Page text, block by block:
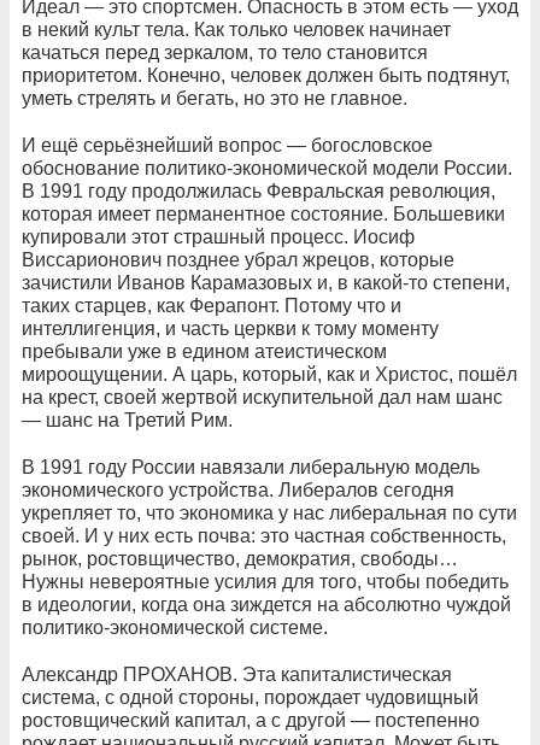
Идеал — это спортсмен. Опасность в этом есть — уход
в некий культ тела. Как только человек начинает
качаться перед зеркалом, то тело становится
приоритетом. Конечно, человек должен быть подтянут,
уметь стрелять и бегать, но это не главное.
И ещё серьёзнейший вопрос — богословское
обоснование политико-экономической модели России.
В 1991 году продолжилась Февральская революция,
которая имеет перманентное состояние. Большевики
купировали этот страшный процесс. Иосиф
Виссарионович позднее убрал жрецов, которые
зачистили Иванов Карамазовых и, в какой-то степени,
таких старцев, как Ферапонт. Потому что и
интеллигенция, и часть церкви к тому моменту
пребывали уже в едином атеистическом
мироощущении. А царь, который, как и Христос, пошёл
на крест, своей жертвой искупительной дал нам шанс
— шанс на Третий Рим.
В 1991 году России навязали либеральную модель
экономического устройства. Либералов сегодня
укрепляет то, что экономика у нас либеральная по сути
своей. И у них есть почва: это частная собственность,
рынок, ростовщичество, демократия, свободы…
Нужны невероятные усилия для того, чтобы победить
в идеологии, когда она зиждется на абсолютно чуждой
политико-экономической системе.
Александр ПРОХАНОВ. Эта капиталистическая
система, с одной стороны, порождает чудовищный
ростовщический капитал, а с другой — постепенно